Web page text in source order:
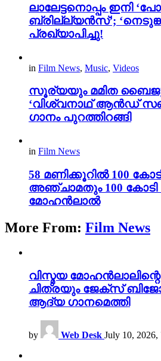
ലാലേട്ടനൊപ്പം ഇനി
ബ്രില്ല്യൻസ്’;
പ്രഖ്യാപിച്ചു!
in Film News, Music, Videos
സൂര്യയും മമിത
‘വിശ്വനാഥ് ആൻഡ്
ഗാനം പുറത്തിറങ്ങി
in Film News
58 മണിക്കൂറിൽ 100
അഞ്ചാമതും 100
മോഹൻലാൽ
More From: Film News
വിസ്മയ മോഹൻലാലിന്റെ
ചിത്രയും ജേക്സ്
ആദ്യ ഗാനമെത്തി
by Web Desk July 10, 2026,